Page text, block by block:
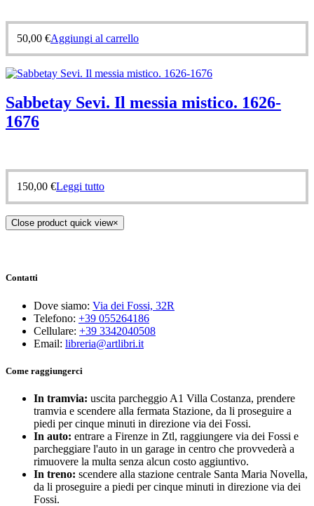
50,00 €Aggiungi al carrello
Sabbetay Sevi. Il messia mistico. 1626-
1676
150,00 €Leggi tutto
Close product quick view×
Contatti
Dove siamo: Via dei Fossi, 32R
Telefono: +39 055264186
Cellulare: +39 3342040508
Email: libreria@artlibri.it
Come raggiungerci
In tramvia: uscita parcheggio A1 Villa Costanza, prendere
tramvia e scendere alla fermata Stazione, da li proseguire a
piedi per cinque minuti in direzione via dei Fossi.
In auto: entrare a Firenze in Ztl, raggiungere via dei Fossi e
parcheggiare l'auto in un garage in centro che provvederà a
rimuovere la multa senza alcun costo aggiuntivo.
In treno: scendere alla stazione centrale Santa Maria Novella,
da li proseguire a piedi per cinque minuti in direzione via dei
Fossi.